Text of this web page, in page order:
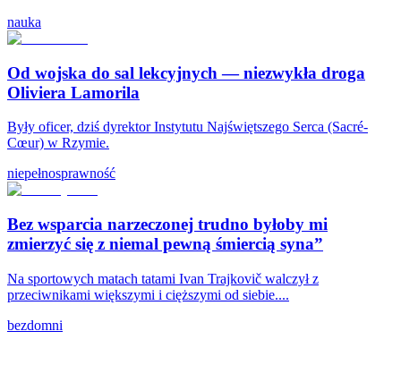
nauka
Od wojska do sal lekcyjnych — niezwykła droga
Oliviera Lamorila
Były oficer, dziś dyrektor Instytutu Najświętszego Serca (Sacré-
Cœur) w Rzymie.
niepełnosprawność
Bez wsparcia narzeczonej trudno byłoby mi
zmierzyć się z niemal pewną śmiercią syna”
Na sportowych matach tatami Ivan Trajkovič walczył z
przeciwnikami większymi i cięższymi od siebie....
bezdomni